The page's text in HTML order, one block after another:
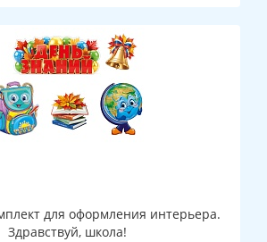
для оформления интерьера.
Здравствуй, школа!